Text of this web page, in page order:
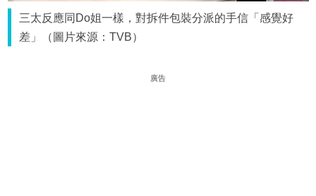
三太反應同Do姐一樣，對拆件包裝分派的手信「感覺好
差」（圖片來源：TVB）
廣告